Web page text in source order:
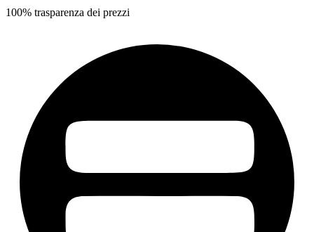
100% trasparenza dei prezzi